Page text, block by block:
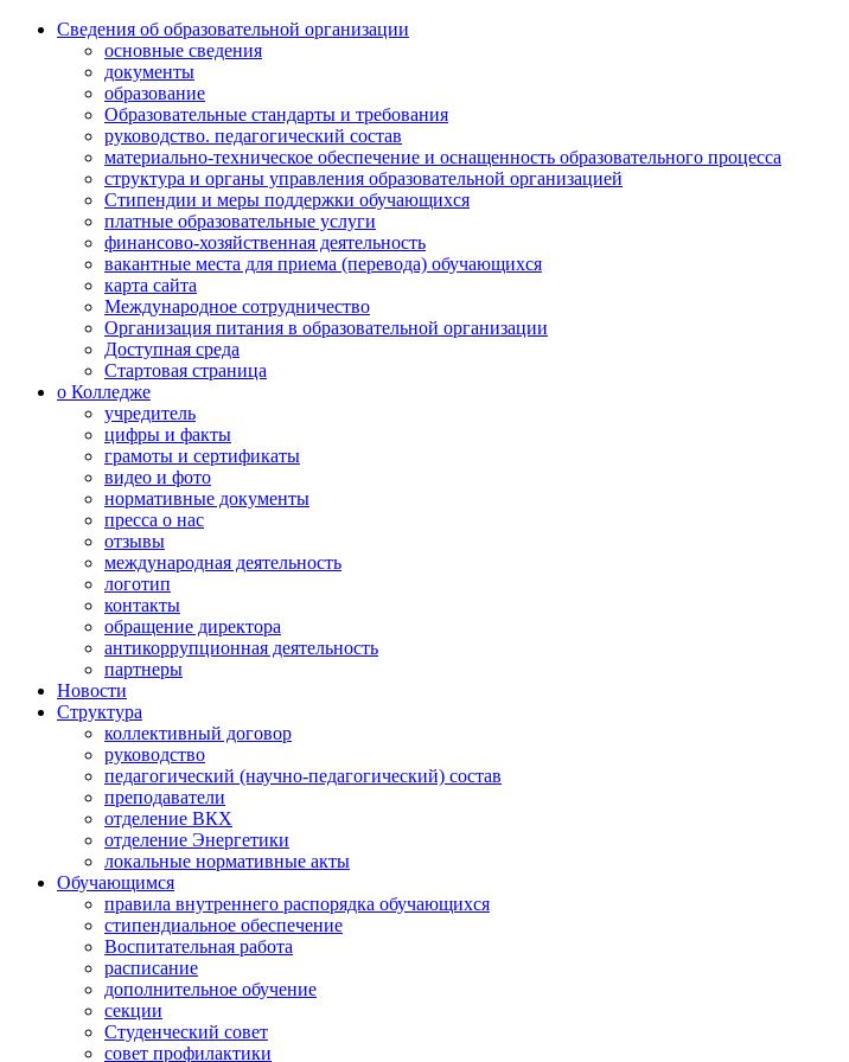
Сведения об образовательной организации
основные сведения
документы
образование
Образовательные стандарты и требования
руководство. педагогический состав
материально-техническое обеспечение и оснащенность образовательного процесса
структура и органы управления образовательной организацией
Стипендии и меры поддержки обучающихся
платные образовательные услуги
финансово-хозяйственная деятельность
вакантные места для приема (перевода) обучающихся
карта сайта
Международное сотрудничество
Организация питания в образовательной организации
Доступная среда
Стартовая страница
о Колледже
учредитель
цифры и факты
грамоты и сертификаты
видео и фото
нормативные документы
пресса о нас
отзывы
международная деятельность
логотип
контакты
обращение директора
антикоррупционная деятельность
партнеры
Новости
Структура
коллективный договор
руководство
педагогический (научно-педагогический) состав
преподаватели
отделение ВКХ
отделение Энергетики
локальные нормативные акты
Обучающимся
правила внутреннего распорядка обучающихся
стипендиальное обеспечение
Воспитательная работа
расписание
дополнительное обучение
секции
Студенческий совет
совет профилактики